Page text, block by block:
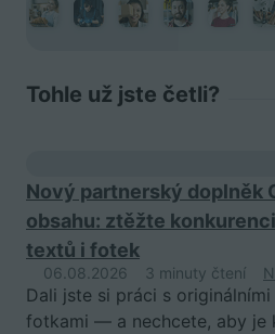
Tohle už jste četli?
Nový partnerský doplněk
obsahu: ztěžte
textů i fotek
06.08.2026 3 minuty čtení
Dali jste si práci s
fotkami — a nechcete, aby je